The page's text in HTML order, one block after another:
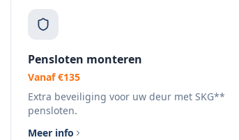
Pensloten monteren
Vanaf €135
Extra beveiliging voor uw deur met SKG**
pensloten.
Meer info